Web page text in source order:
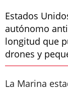
Estados
autónomo
longitud que
drones y
La Marina